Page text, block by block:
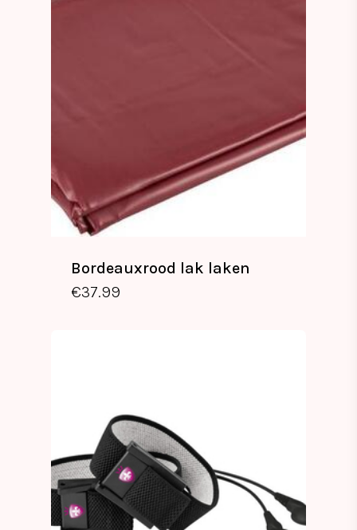
Bordeauxrood lak laken
€37.99
€37.99